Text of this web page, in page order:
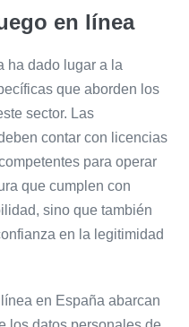
en línea
ha dado lugar a la
que aborden los
sector. Las
contar con licencias
para operar
que cumplen con
sino que también
en la legitimidad
en España abarcan